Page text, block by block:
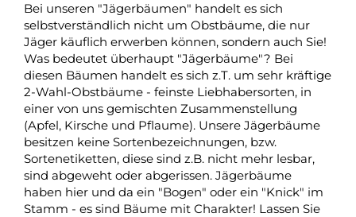
Bei unseren "Jägerbäumen" handelt es sich
selbstverständlich nicht um Obstbäume, die nur
Jäger käuflich erwerben können, sondern auch Sie!
Was bedeutet überhaupt "Jägerbäume"? Bei
diesen Bäumen handelt es sich z.T. um sehr kräftige
2-Wahl-Obstbäume - feinste Liebhabersorten, in
einer von uns gemischten Zusammenstellung
(Apfel, Kirsche und Pflaume). Unsere Jägerbäume
besitzen keine Sortenbezeichnungen, bzw.
Sortenetiketten, diese sind z.B. nicht mehr lesbar,
sind abgeweht oder abgerissen. Jägerbäume
haben hier und da ein "Bogen" oder ein "Knick" im
Stamm - es sind Bäume mit Charakter! Lassen Sie